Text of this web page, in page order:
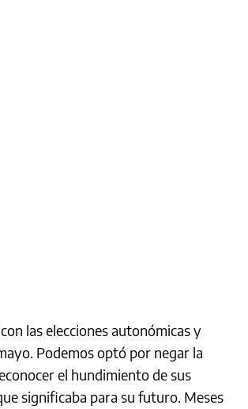
las elecciones autonómicas y
Podemos optó por negar la
el hundimiento de sus
significaba para su futuro. Meses